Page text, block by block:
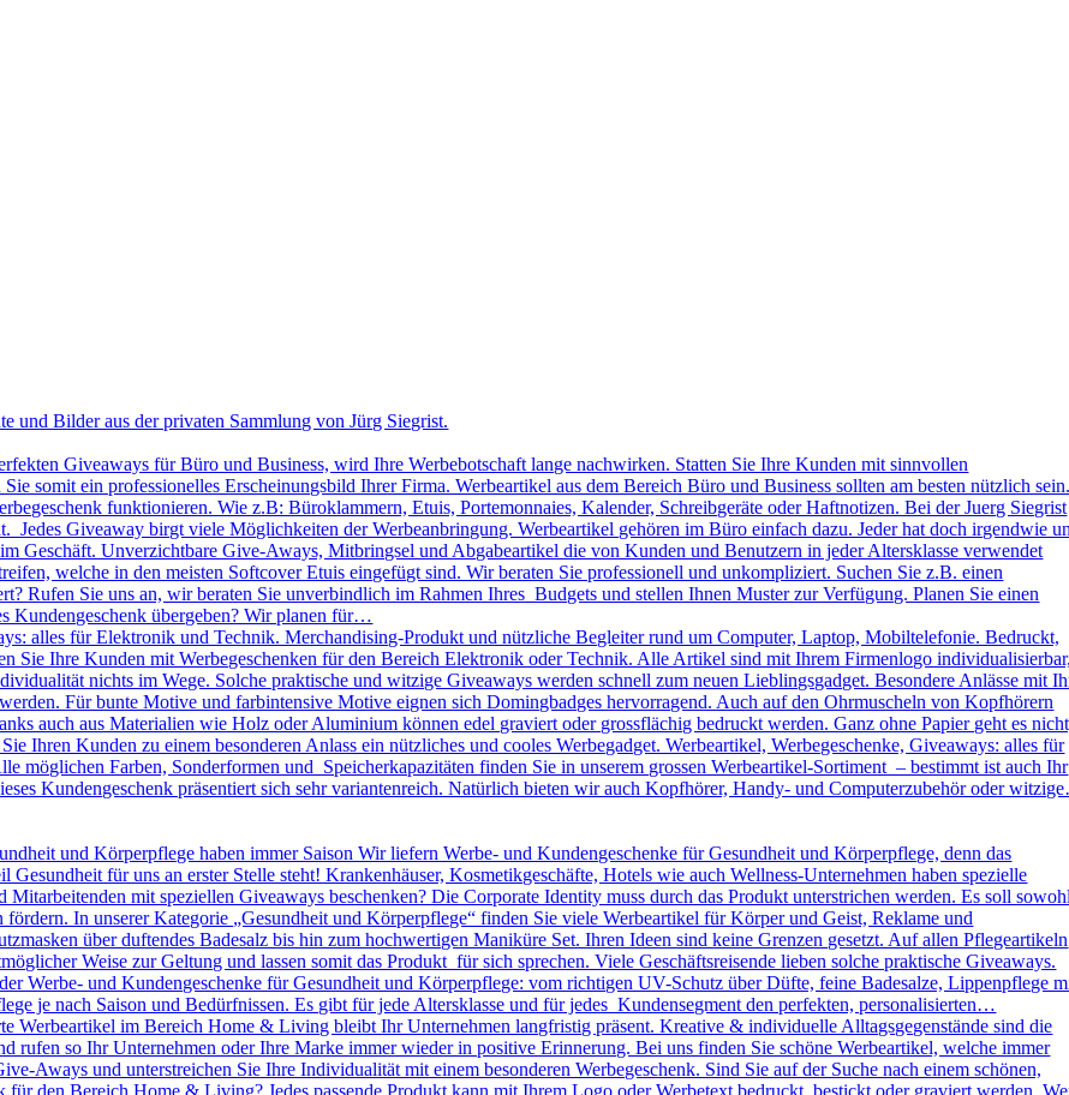
und Bilder aus der privaten Sammlung von Jürg Siegrist.
Giveaways für Büro und Business, wird Ihre Werbebotschaft lange nachwirken. Statten Sie Ihre Kunden mit sinnvollen
somit ein professionelles Erscheinungsbild Ihrer Firma. Werbeartikel aus dem Bereich Büro und Business sollten am besten nützlich
funktionieren. Wie z.B: Büroklammern, Etuis, Portemonnaies, Kalender, Schreibgeräte oder Haftnotizen. Bei der Juerg Siegrist
Jedes Giveaway birgt viele Möglichkeiten der Werbeanbringung. Werbeartikel gehören im Büro einfach dazu. Jeder hat doch irgendwie
Geschäft. Unverzichtbare Give-Aways, Mitbringsel und Abgabeartikel die von Kunden und Benutzern in jeder Altersklasse verwendet
welche in den meisten Softcover Etuis eingefügt sind. Wir beraten Sie professionell und unkompliziert. Suchen Sie z.B. einen
Rufen Sie uns an, wir beraten Sie unverbindlich im Rahmen Ihres Budgets und stellen Ihnen Muster zur Verfügung. Planen Sie einen
Kundengeschenk übergeben? Wir planen für…
alles für Elektronik und Technik. Merchandising-Produkt und nützliche Begleiter rund um Computer, Laptop, Mobiltelefonie. Bedruckt,
Sie Ihre Kunden mit Werbegeschenken für den Bereich Elektronik oder Technik. Alle Artikel sind mit Ihrem Firmenlogo
nichts im Wege. Solche praktische und witzige Giveaways werden schnell zum neuen Lieblingsgadget. Besondere Anlässe mit
Für bunte Motive und farbintensive Motive eignen sich Domingbadges hervorragend. Auch auf den Ohrmuscheln von Kopfhörern
auch aus Materialien wie Holz oder Aluminium können edel graviert oder grossflächig bedruckt werden. Ganz ohne Papier geht es
Ihren Kunden zu einem besonderen Anlass ein nützliches und cooles Werbegadget. Werbeartikel, Werbegeschenke, Giveaways: alles für
möglichen Farben, Sonderformen und Speicherkapazitäten finden Sie in unserem grossen Werbeartikel-Sortiment – bestimmt ist auch Ihr
Kundengeschenk präsentiert sich sehr variantenreich. Natürlich bieten wir auch Kopfhörer, Handy- und Computerzubehör oder
und Körperpflege haben immer Saison Wir liefern Werbe- und Kundengeschenke für Gesundheit und Körperpflege, denn das
für uns an erster Stelle steht! Krankenhäuser, Kosmetikgeschäfte, Hotels wie auch Wellness-Unternehmen haben spezielle
mit speziellen Giveaways beschenken? Die Corporate Identity muss durch das Produkt unterstrichen werden. Es soll
In unserer Kategorie „Gesundheit und Körperpflege“ finden Sie viele Werbeartikel für Körper und Geist, Reklame und
über duftendes Badesalz bis hin zum hochwertigen Maniküre Set. Ihren Ideen sind keine Grenzen gesetzt. Auf allen Pflegeartikeln
Weise zur Geltung und lassen somit das Produkt für sich sprechen. Viele Geschäftsreisende lieben solche praktische Giveaways.
Werbe- und Kundengeschenke für Gesundheit und Körperpflege: vom richtigen UV-Schutz über Düfte, feine Badesalze, Lippenpflege
je nach Saison und Bedürfnissen. Es gibt für jede Altersklasse und für jedes Kundensegment den perfekten, personalisierten…
Werbeartikel im Bereich Home & Living bleibt Ihr Unternehmen langfristig präsent. Kreative & individuelle Alltagsgegenstände sind die
rufen so Ihr Unternehmen oder Ihre Marke immer wieder in positive Erinnerung. Bei uns finden Sie schöne Werbeartikel, welche immer
Aways und unterstreichen Sie Ihre Individualität mit einem besonderen Werbegeschenk. Sind Sie auf der Suche nach einem schönen,
den Bereich Home & Living? Jedes passende Produkt kann mit Ihrem Logo oder Werbetext bedruckt, bestickt oder graviert werden.